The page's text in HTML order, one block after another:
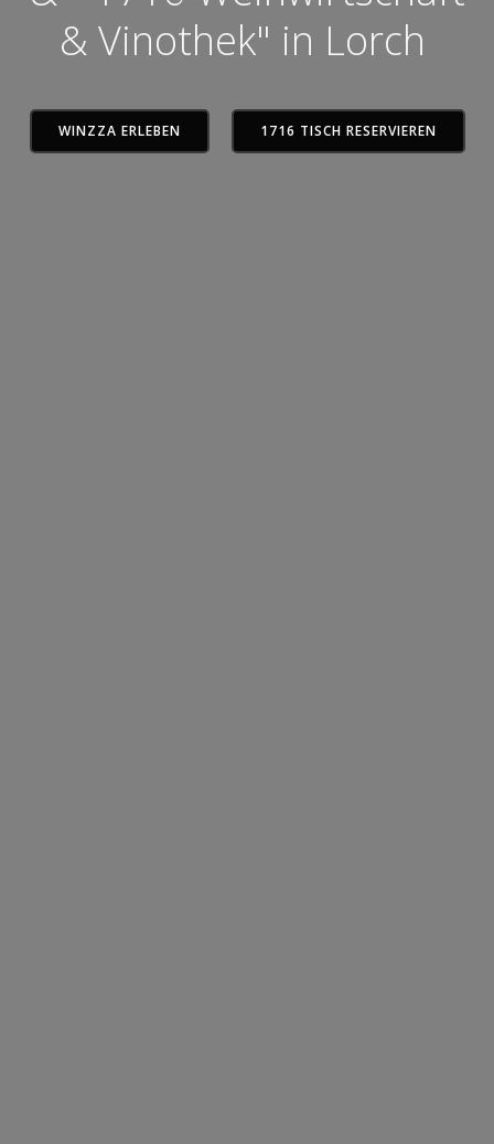
& Vinothek" in Lorch
WINZZA ERLEBEN 1716 TISCH RESERVIEREN